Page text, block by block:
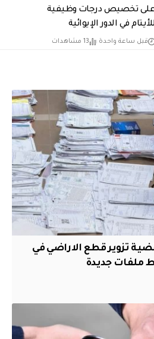
تخصيص درجات وظيفية
للأيتام في الدور الإيوائية
قبل ساعة واحدة 13 مشاهدات
بقضية تزوير قطع الاراضي في
ملفات جديدة